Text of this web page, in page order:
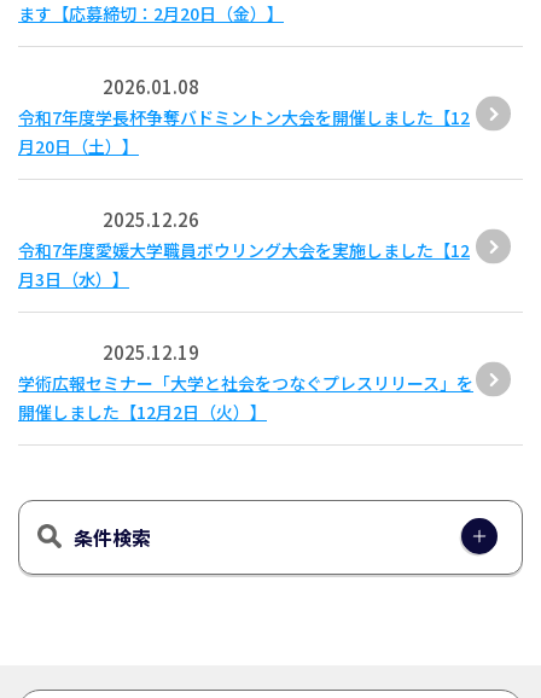
ます【応募締切：2月20日（金）】
2026.01.08
令和7年度学長杯争奪バドミントン大会を開催しました【12
月20日（土）】
2025.12.26
令和7年度愛媛大学職員ボウリング大会を実施しました【12
月3日（水）】
2025.12.19
学術広報セミナー「大学と社会をつなぐプレスリリース」を
開催しました【12月2日（火）】
条件検索